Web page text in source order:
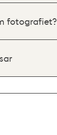
fotografiet?